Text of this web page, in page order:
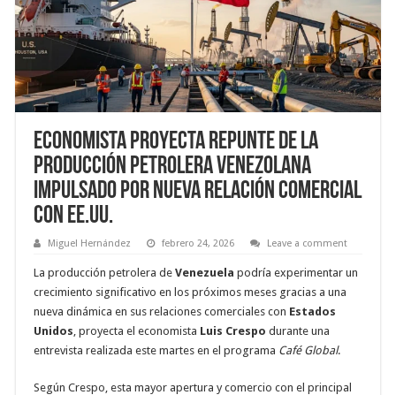
Economista proyecta repunte de la
Producción Petrolera venezolana
impulsado por nueva relación comercial
con EE.UU.
Miguel Hernández febrero 24, 2026 Leave a comment
La producción petrolera deVenezuela podría experimentar un
crecimiento significativo en los próximos meses gracias a una
nueva dinámica en sus relaciones comerciales con Estados
Unidos , proyecta el economista Luis Crespo durante una
entrevista realizada este martes en el programa Café Global.
Según Crespo, esta mayor apertura y comercio con el principal